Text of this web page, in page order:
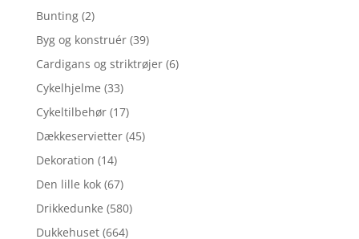
Bunting (2)
Byg og konstruér (39)
Cardigans og striktrøjer (6)
Cykelhjelme (33)
Cykeltilbehør (17)
Dækkeservietter (45)
Dekoration (14)
Den lille kok (67)
Drikkedunke (580)
Dukkehuset (664)